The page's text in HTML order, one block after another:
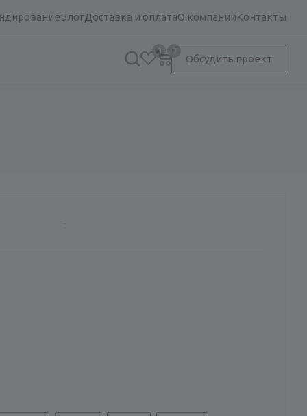
БлогДоставка и оплатаО компанииКонтакты
0
Обсудить проект
: